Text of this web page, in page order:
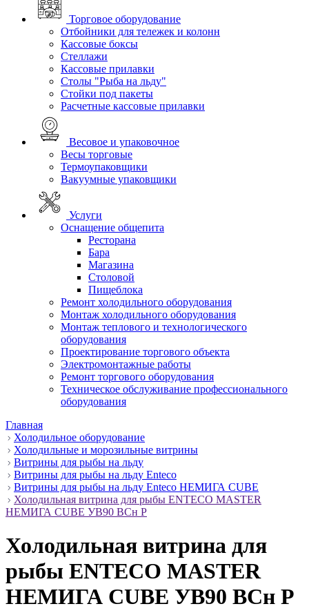
Торговое оборудование
Отбойники для тележек и колонн
Кассовые боксы
Стеллажи
Кассовые прилавки
Столы "Рыба на льду"
Стойки под пакеты
Расчетные кассовые прилавки
Весовое и упаковочное
Весы торговые
Термоупаковщики
Вакуумные упаковщики
Услуги
Оснащение общепита
Ресторана
Бара
Магазина
Столовой
Пищеблока
Ремонт холодильного оборудования
Монтаж холодильного оборудования
Монтаж теплового и технологического
оборудования
Проектирование торгового объекта
Электромонтажные работы
Ремонт торгового оборудования
Техническое обслуживание профессионального
оборудования
Главная
Холодильное оборудование
Холодильные и морозильные витрины
Витрины для рыбы на льду
Витрины для рыбы на льду Enteco
Витрины для рыбы на льду Enteco НЕМИГА CUBE
Холодильная витрина для рыбы ENTECO MASTER
НЕМИГА CUBE УВ90 ВСн Р
Холодильная витрина для
рыбы ENTECO MASTER
НЕМИГА CUBE УВ90 ВСн Р